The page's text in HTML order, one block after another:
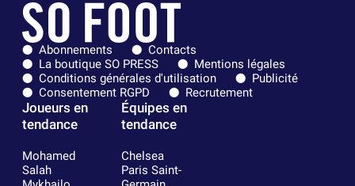
Abonnements
Contacts
La boutique SO PRESS
Mentions légales
Conditions générales d'utilisation
Publicité
Consentement RGPD
Recrutement
Joueurs en
tendance
Mohamed
Salah
Équipes en
tendance
Chelsea
Paris Saint-